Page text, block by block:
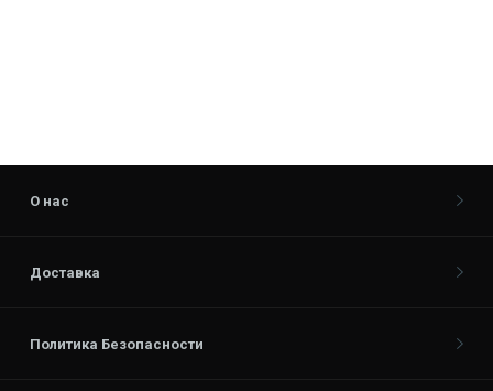
О нас
Доставка
Политика Безопасности